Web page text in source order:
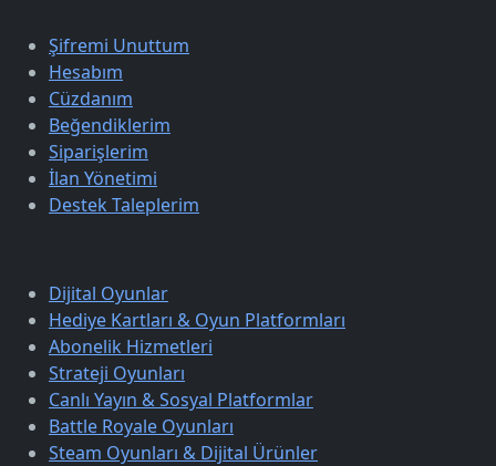
Şifremi Unuttum
Hesabım
Cüzdanım
Beğendiklerim
Siparişlerim
İlan Yönetimi
Destek Taleplerim
Dijital Oyunlar
Hediye Kartları & Oyun Platformları
Abonelik Hizmetleri
Strateji Oyunları
Canlı Yayın & Sosyal Platformlar
Battle Royale Oyunları
Steam Oyunları & Dijital Ürünler